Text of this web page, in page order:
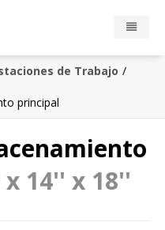
de Trabajo
principal
14'' x 18''